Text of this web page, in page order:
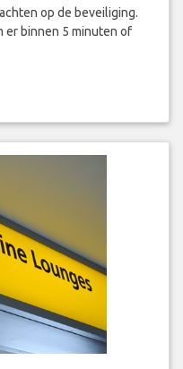
op de beveiliging.
er binnen 5 minuten of